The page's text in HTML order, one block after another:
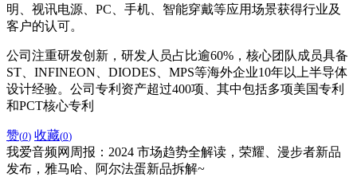
明、视讯电源、PC、手机、智能穿戴等应用场景获得行业及
客户的认可。
公司注重研发创新，研发人员占比逾60%，核心团队成员具备
ST、INFINEON、DIODES、MPS等海外企业10年以上半导体
设计经验。公司专利资产超过400项、其中包括多项美国专利
和PCT核心专利
赞(0) 收藏(0)
我爱音频网周报：2024 市场趋势全解读，荣耀、漫步者新品
发布，雅马哈、阿尔法蛋新品拆解~